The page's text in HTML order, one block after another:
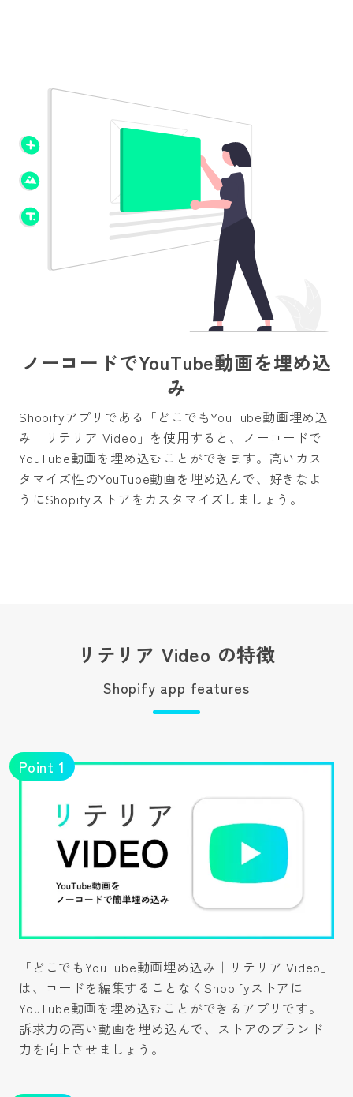
ノーコードでYouTube動画を埋め込
み
Shopifyアプリである「どこでもYouTube動画埋め込
み｜リテリア Video」を使用すると、ノーコードで
YouTube動画を埋め込むことができます。高いカス
タマイズ性のYouTube動画を埋め込んで、好きなよ
うにShopifyストアをカスタマイズしましょう。
リテリア Video の特徴
Shopify app features
Point 1
「どこでもYouTube動画埋め込み｜リテリア Video」
は、コードを編集することなくShopifyストアに
YouTube動画を埋め込むことができるアプリです。
訴求力の高い動画を埋め込んで、ストアのブランド
力を向上させましょう。